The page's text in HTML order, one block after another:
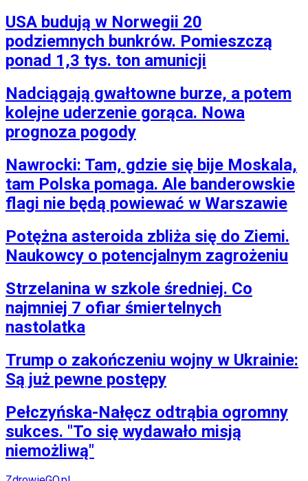
USA budują w Norwegii 20
podziemnych bunkrów. Pomieszczą
ponad 1,3 tys. ton amunicji
Nadciągają gwałtowne burze, a potem
kolejne uderzenie gorąca. Nowa
prognoza pogody
Nawrocki: Tam, gdzie się bije Moskala,
tam Polska pomaga. Ale banderowskie
flagi nie będą powiewać w Warszawie
Potężna asteroida zbliża się do Ziemi.
Naukowcy o potencjalnym zagrożeniu
Strzelanina w szkole średniej. Co
najmniej 7 ofiar śmiertelnych
nastolatka
Trump o zakończeniu wojny w Ukrainie:
Są już pewne postępy
Pełczyńska-Nałęcz odtrąbia ogromny
sukces. "To się wydawało misją
niemożliwą"